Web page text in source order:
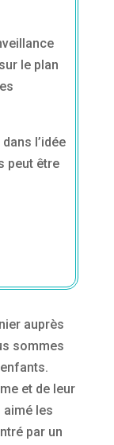
le plan
l’idée
peut être
auprès
sommes
et de leur
aimé les
par un